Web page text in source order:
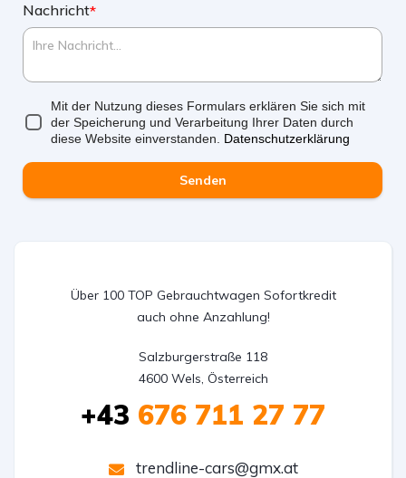
Nachricht*
Mit der Nutzung dieses Formulars erklären Sie sich mit
der Speicherung und Verarbeitung Ihrer Daten durch
diese Website einverstanden. Datenschutzerklärung
Senden
Über 100 TOP Gebrauchtwagen Sofortkredit
auch ohne Anzahlung!
Salzburgerstraße 118
4600 Wels, Österreich
+43 676 711 27 77
trendline-cars@gmx.at